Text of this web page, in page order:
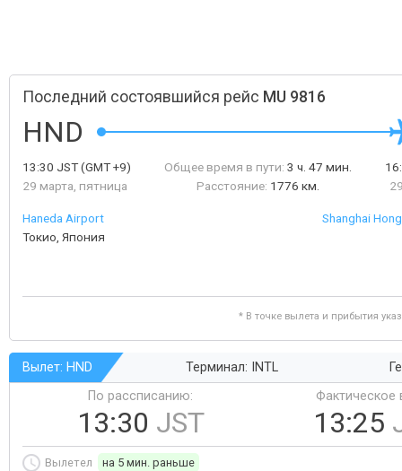
Последний состоявшийся рейс MU 9816
HND
13:30 JST(GMT +9)
29 марта, пятница
Общее время в пути: 3 ч. 47 мин.
Расстояние: 1776 км.
Haneda Airport
Токио, Япония
Shanghai
* В точке вылета и прибытия
Вылет: HND Терминал: INTL
По рассписанию:
13:30 JST
Фактическое
13:25
Вылетел на 5 мин. раньше